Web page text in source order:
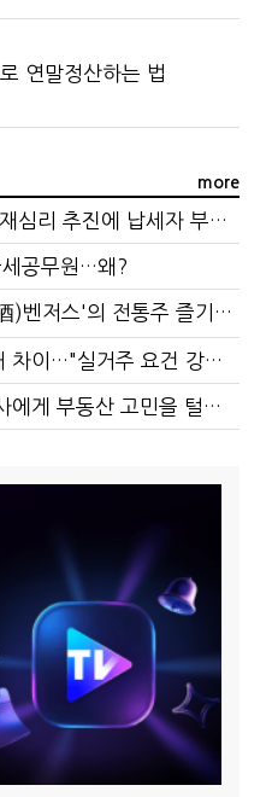
연말정산하는 법
more
심판원 결정 번복?…국세청, 재심리 추진에 납세자 부담 우려
세공무원…왜?
막걸리를 하이볼처럼?…'주(酒)벤저스'의 전통주 즐기는 법
1주택자도 양도세 최대 6.3배 차이…"실거주 요건 강화하자"
"어떤 건물을 팔까요"…세무사에게 부동산 고민을 털어놓는 이유